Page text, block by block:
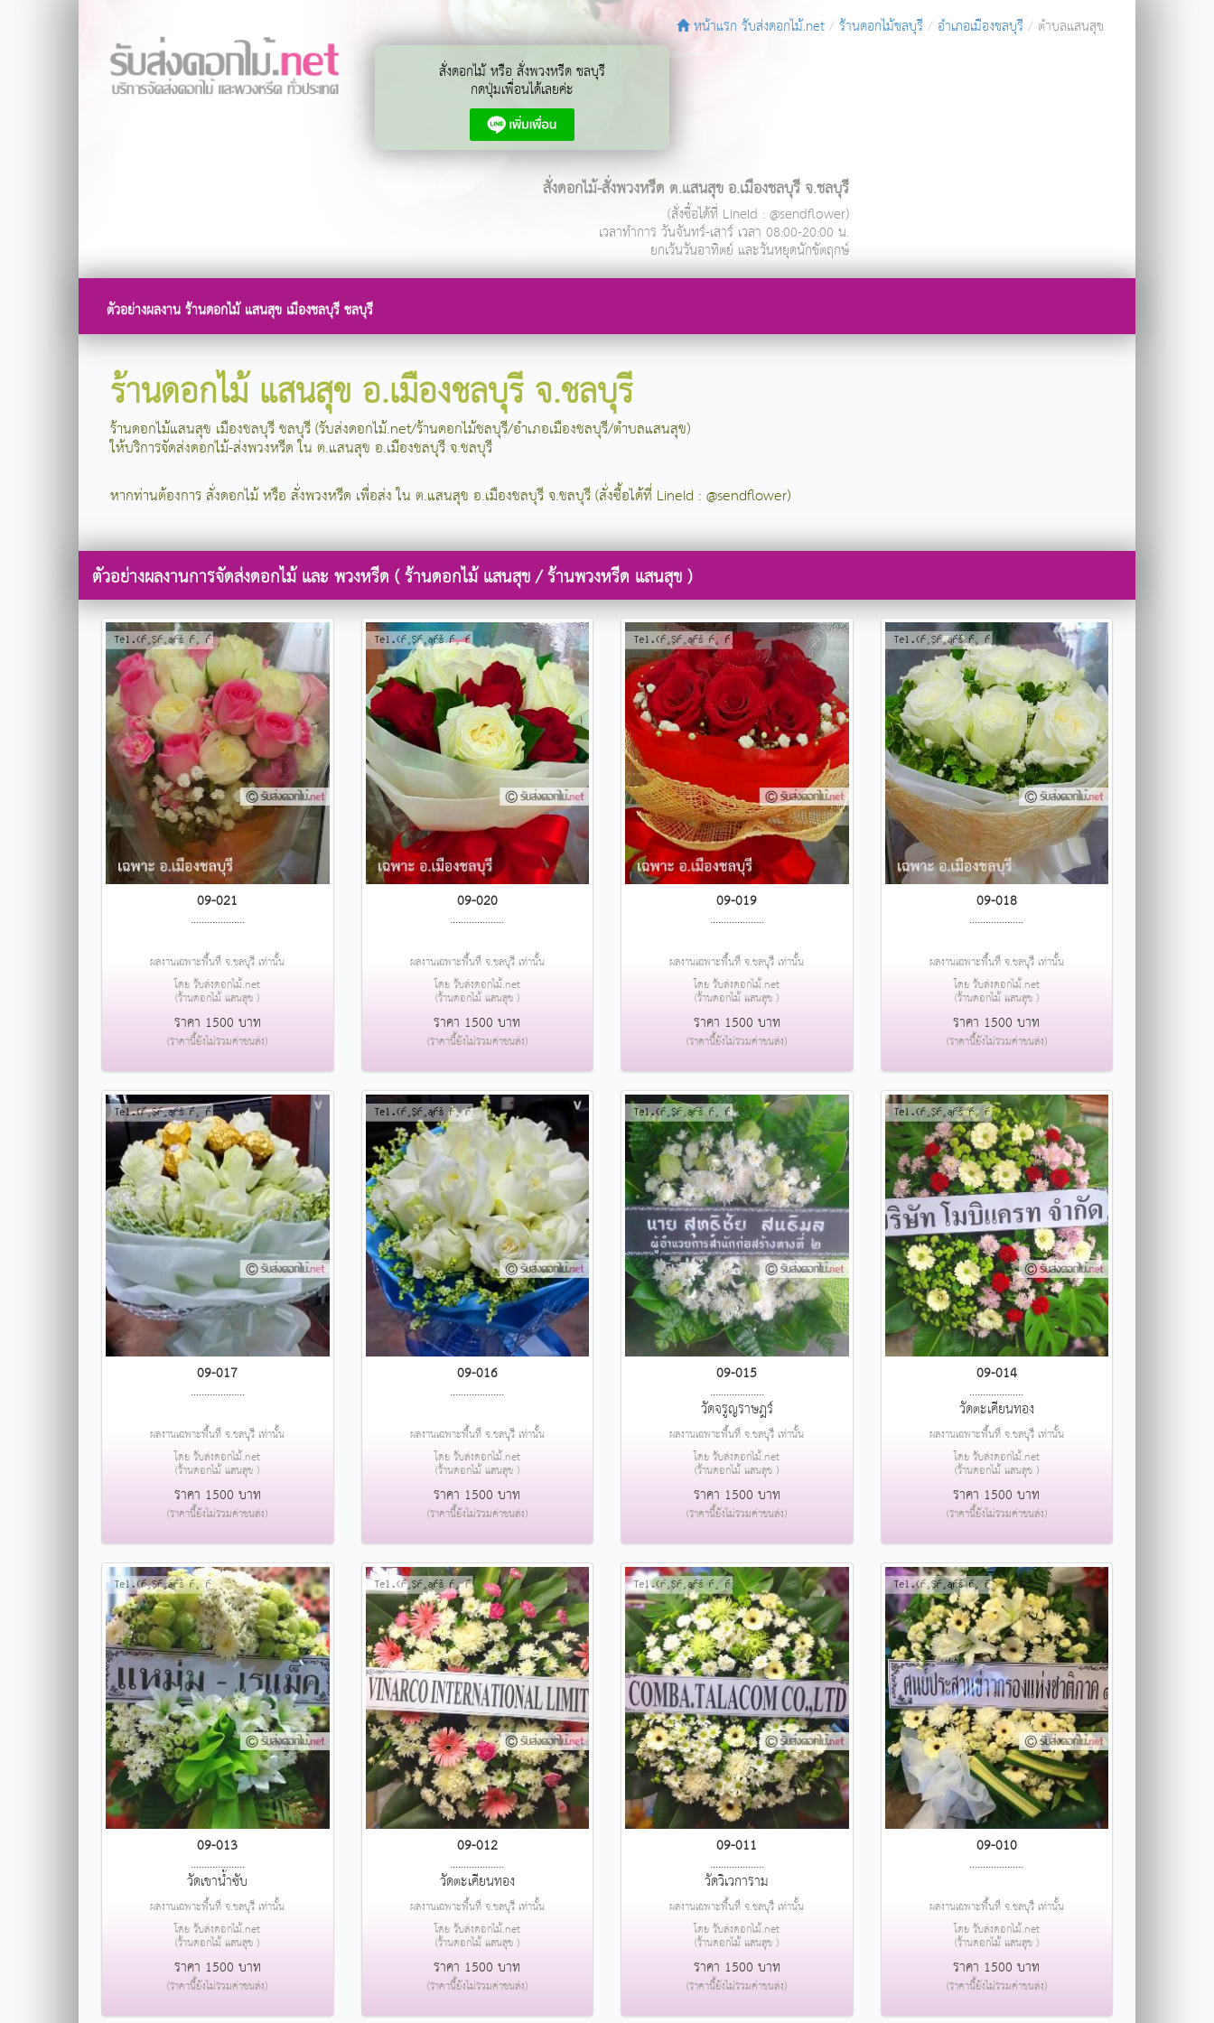
หน้าแรก รับส่งดอกไม้.net ร้านดอกไม้ชลบุรี อำเภอเมืองชลบุรี
ตำบลแสนสุข
สั่งดอกไม้ หรือ สั่งพวงหรีด ชลบุรี
กดปุ่มเพื่อนได้เลยค่ะ
สั่งดอกไม้-สั่งพวงหรีด ต.แสนสุข อ.เมืองชลบุรี จ.ชลบุรี
(สั่งซื้อได้ที่ LineId : @sendflower)
เวลาทำการ วันจันทร์-เสาร์ เวลา 08:00-20:00 น.
ยกเว้นวันอาทิตย์ และวันหยุดนักขัตฤกษ์
ตัวอย่างผลงาน ร้านดอกไม้ แสนสุข เมืองชลบุรี ชลบุรี
ร้านดอกไม้ แสนสุข อ.เมืองชลบุรี จ.ชลบุรี
ร้านดอกไม้แสนสุข เมืองชลบุรี ชลบุรี (รับส่งดอกไม้.net/ร้านดอกไม้ชลบุรี/อำเภอเมืองชลบุรี/ตำบลแสนสุข)
ให้บริการจัดส่งดอกไม้-ส่งพวงหรีด ใน ต.แสนสุข อ.เมืองชลบุรี จ.ชลบุรี
หากท่านต้องการ สั่งดอกไม้ หรือ สั่งพวงหรีด เพื่อส่ง ใน ต.แสนสุข อ.เมืองชลบุรี จ.ชลบุรี (สั่งซื้อได้ที่ LineId : @sendflower)
ตัวอย่างผลงานการจัดส่งดอกไม้ และ พวงหรีด ( ร้านดอกไม้ แสนสุข / ร้านพวงหรีด แสนสุข )
09-021
....................
ผลงานเฉพาะพื้นที่ จ.ชลบุรี เท่านั้น
โดย รับส่งดอกไม้.net
(ร้านดอกไม้ แสนสุข )
ราคา 1500 บาท
(ราคานี้ยังไม่รวมค่าขนส่ง)
09-020
....................
ผลงานเฉพาะพื้นที่ จ.ชลบุรี เท่านั้น
โดย รับส่งดอกไม้.net
(ร้านดอกไม้ แสนสุข )
ราคา 1500 บาท
(ราคานี้ยังไม่รวมค่าขนส่ง)
09-019
....................
ผลงานเฉพาะพื้นที่ จ.ชลบุรี เท่านั้น
โดย รับส่งดอกไม้.net
(ร้านดอกไม้ แสนสุข )
ราคา 1500 บาท
(ราคานี้ยังไม่รวมค่าขนส่ง)
09-018
....................
ผลงานเฉพาะพื้นที่ จ.ชลบุรี เท่านั้น
โดย รับส่งดอกไม้.net
(ร้านดอกไม้ แสนสุข )
ราคา 1500 บาท
(ราคานี้ยังไม่รวมค่าขนส่ง)
09-017
....................
ผลงานเฉพาะพื้นที่ จ.ชลบุรี เท่านั้น
โดย รับส่งดอกไม้.net
(ร้านดอกไม้ แสนสุข )
ราคา 1500 บาท
(ราคานี้ยังไม่รวมค่าขนส่ง)
09-016
....................
ผลงานเฉพาะพื้นที่ จ.ชลบุรี เท่านั้น
โดย รับส่งดอกไม้.net
(ร้านดอกไม้ แสนสุข )
ราคา 1500 บาท
(ราคานี้ยังไม่รวมค่าขนส่ง)
09-015
....................
วัดจรูญราษฎร์
ผลงานเฉพาะพื้นที่ จ.ชลบุรี เท่านั้น
โดย รับส่งดอกไม้.net
(ร้านดอกไม้ แสนสุข )
ราคา 1500 บาท
(ราคานี้ยังไม่รวมค่าขนส่ง)
09-014
....................
วัดตะเคียนทอง
ผลงานเฉพาะพื้นที่ จ.ชลบุรี เท่านั้น
โดย รับส่งดอกไม้.net
(ร้านดอกไม้ แสนสุข )
ราคา 1500 บาท
(ราคานี้ยังไม่รวมค่าขนส่ง)
09-013
....................
วัดเขาน้ำซับ
ผลงานเฉพาะพื้นที่ จ.ชลบุรี เท่านั้น
โดย รับส่งดอกไม้.net
(ร้านดอกไม้ แสนสุข )
ราคา 1500 บาท
(ราคานี้ยังไม่รวมค่าขนส่ง)
09-012
....................
วัดตะเคียนทอง
ผลงานเฉพาะพื้นที่ จ.ชลบุรี เท่านั้น
โดย รับส่งดอกไม้.net
(ร้านดอกไม้ แสนสุข )
ราคา 1500 บาท
(ราคานี้ยังไม่รวมค่าขนส่ง)
09-011
....................
วัดวิเวการาม
ผลงานเฉพาะพื้นที่ จ.ชลบุรี เท่านั้น
โดย รับส่งดอกไม้.net
(ร้านดอกไม้ แสนสุข )
ราคา 1500 บาท
(ราคานี้ยังไม่รวมค่าขนส่ง)
09-010
....................
ผลงานเฉพาะพื้นที่ จ.ชลบุรี เท่านั้น
โดย รับส่งดอกไม้.net
(ร้านดอกไม้ แสนสุข )
ราคา 1500 บาท
(ราคานี้ยังไม่รวมค่าขนส่ง)